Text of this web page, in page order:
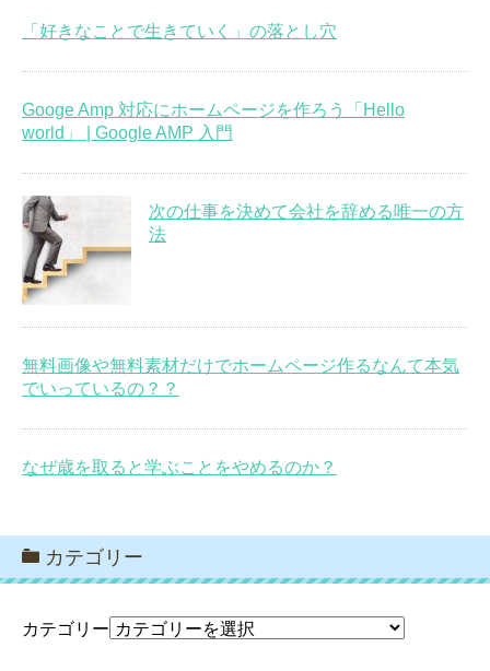
「好きなことで生きていく」の落とし穴
Googe Amp 対応にホームページを作ろう「Hello
world」 | Google AMP 入門
次の仕事を決めて会社を辞める唯一の方
法
無料画像や無料素材だけでホームページ作るなんて本気
でいっているの？？
なぜ歳を取ると学ぶことをやめるのか？
カテゴリー
カテゴリー